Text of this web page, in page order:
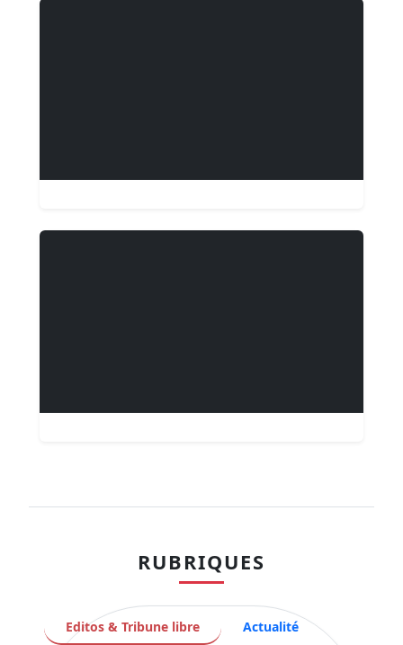
RUBRIQUES
Editos & Tribune libre Actualité